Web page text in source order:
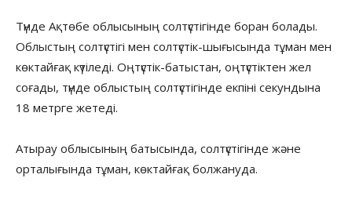
Түнде Ақтөбе облысының солтүстігінде боран болады.
Облыстың солтүстігі мен солтүстік-шығысында тұман мен
көктайғақ күтіледі. Оңтүстік-батыстан, оңтүстіктен жел
соғады, түнде облыстың солтүстігінде екпіні секундына
18 метрге жетеді.
Атырау облысының батысында, солтүстігінде және
орталығында тұман, көктайғақ болжануда.